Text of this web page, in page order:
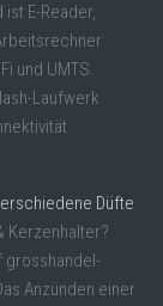
ist E-Reader,
und UMTS.
Laufwerk
Düfte
Kerzenhalter?
grosshandel-
Anzünden einer